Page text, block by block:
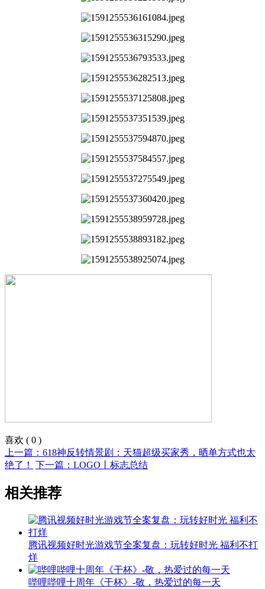
喜欢 ( 0 )
上一篇：618神反转情景剧：天猫超级买家秀，晒单方式也太
绝了！
下一篇：LOGO丨标志总结
相关推荐
腾讯视频好时光游戏节全案复盘：玩转好时光 福利不打
烊
哔哩哔哩十周年《干杯》-敬，热爱过的每一天